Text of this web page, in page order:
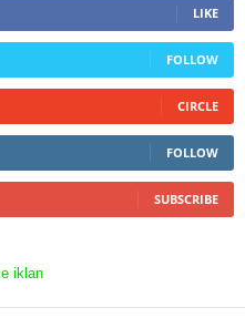
LIKE
FOLLOW
CIRCLE
FOLLOW
SUBSCRIBE